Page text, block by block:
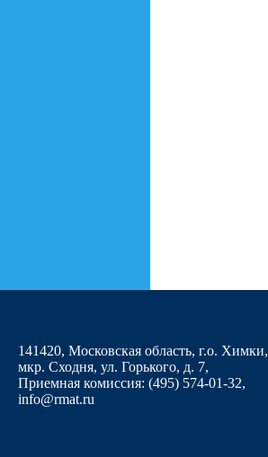
141420, Московская область, г.о. Химки,
мкр. Сходня, ул. Горького, д. 7,
Приемная комиссия: (495) 574-01-32,
info@rmat.ru